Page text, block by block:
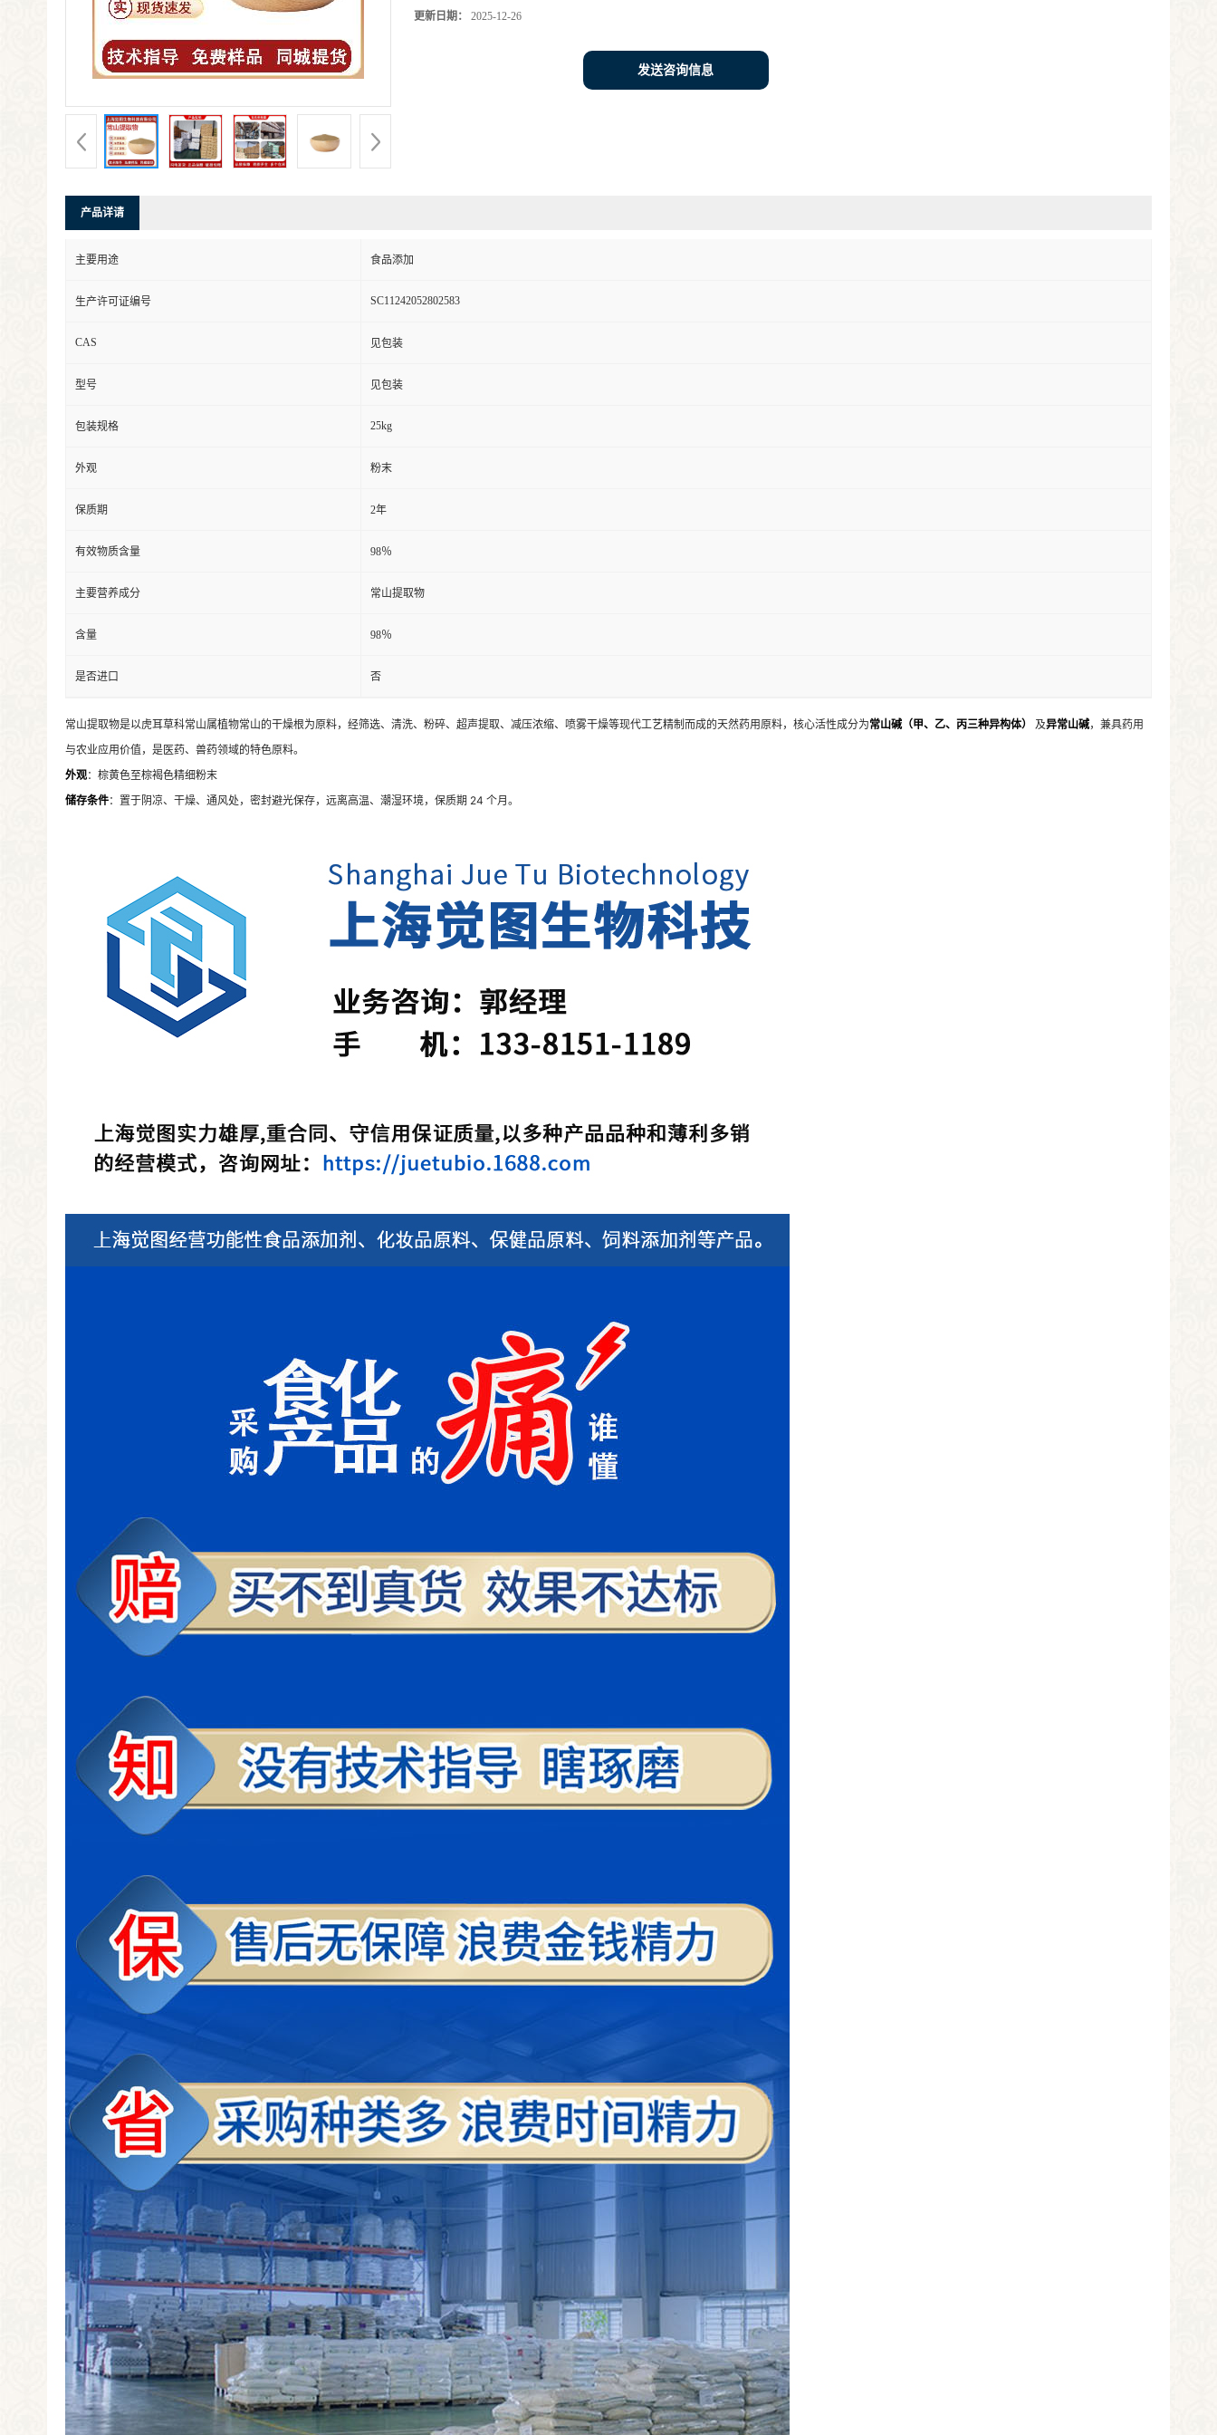
更新日期： 2025-12-26
发送咨询信息
产品详请
主要用途 食品添加
生产许可证编号 SC11242052802583
CAS 见包装
型号 见包装
包装规格 25kg
外观 粉末
保质期 2年
有效物质含量 98％
主要营养成分 常山提取物
含量 98％
是否进口 否
常山提取物是以虎耳草科常山属植物常山的干燥根为原料，经筛选、清洗、粉碎、超声提取、减压浓缩、喷雾干燥等现代工艺精制而成的天然药用原料，核心活性成分为常山碱（甲、乙、丙三种异构体） 及异常山碱，兼具药用
与农业应用价值，是医药、兽药领域的特色原料。
外观：棕黄色至棕褐色精细粉末
储存条件：置于阴凉、干燥、通风处，密封避光保存，远离高温、潮湿环境，保质期 24 个月。